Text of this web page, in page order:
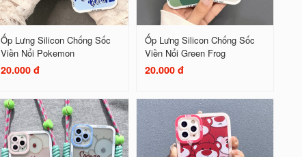
Ốp Lưng Silicon Chống Sốc
Viền Nổi Pokemon
20.000 đ
Ốp Lưng Silicon Chống Sốc
Viền Nổi Green Frog
20.000 đ